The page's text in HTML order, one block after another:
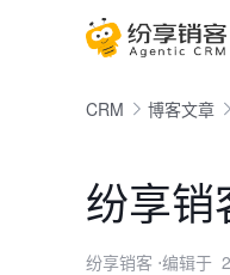
CRM 博客文章
纷享销
纷享销客 ⋅编辑于